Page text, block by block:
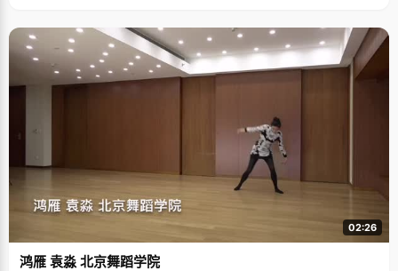
语文成绩的失误还想过复读，老天爷总是爱开这样的玩笑，可第一就这么确
确实实的落到了徐语靖手中，让徐语靖激动得有些晕乎乎。 我也想做个女强
人 一米五八，40.5公斤，这是在一篇报道中查到的数据，徐语靖较真起
来，"不是40.5，是40公斤，他们多说了0.5公斤。"徐语靖很认真的纠正让
因问题。虽然纤瘦，但徐语靖在学校田径运动会中却常常拿奖，让人惊讶不
已。"只是铅球就比较菜了，只能丢到脚前面一点点。"徐语靖捂着嘴笑了起
来，一个开朗乐观的女孩子，跟内向的传闻不符。徐语靖说，"以前确实很内
向，不爱说话，甚至高中的时候，如果没有人找我说话，我能一个人在教室
里默默的坐着，下课也不会主动找别人聊天。"上了大学以后，接触的人多
了，视野开阔了，徐语靖渐渐变得开朗起来，"以前我很喜欢当林黛玉，《红
楼梦》看过好几遍，不过现实中还是做个徐宝钗好，做个女强人。以后很多
事情都要自己去处理，还是需要强势一点的好。" 来自家庭的熏陶 浙江人大
多讲客家话，可是徐语靖的普通话将得很标准，听不出一点口音，除了带一
点点江南女子说话时候温言软语的味道。徐语靖说这要归功于妈妈的早期教
育，才六个月大的时候，妈妈就开始给她讲童话故事了，还买了很多讲故事
02:26
鸿雁 袁淼 北京舞蹈学院